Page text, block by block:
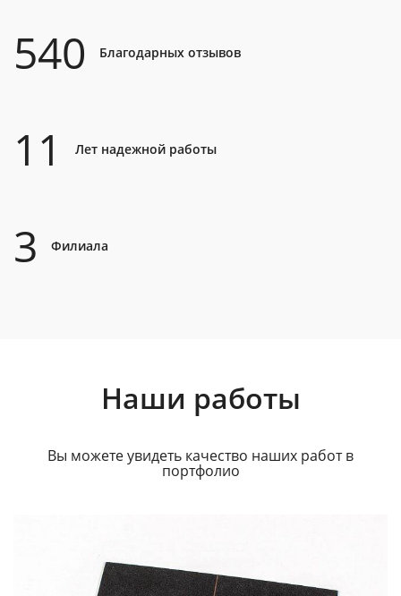
540 Благодарных отзывов
11 Лет надежной работы
3 Филиала
Наши работы
Вы можете увидеть качество наших работ в
портфолио